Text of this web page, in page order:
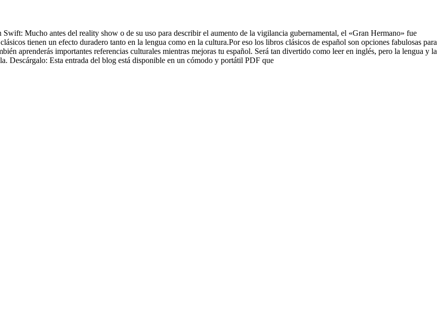
Mucho antes del reality show o de su uso para describir el aumento de la vigilancia gubernamental, el «Gran Hermano» fue
tienen un efecto duradero tanto en la lengua como en la cultura.Por eso los libros clásicos de español son opciones fabulosas para
aprenderás importantes referencias culturales mientras mejoras tu español. Será tan divertido como leer en inglés, pero la lengua y la
Descárgalo: Esta entrada del blog está disponible en un cómodo y portátil PDF que